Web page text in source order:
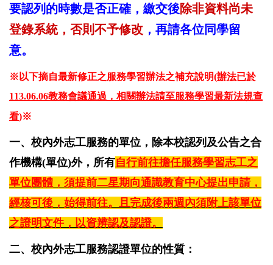
要認列的時數是否正確，繳交後除非資料尚未
登錄系統，否則不予修改 ，再請各位同學留
意。
※以下摘自最新修正之服務學習辦法之補充說明(辦法已於
113.06.06教務會議通過，相關辦法請至服務學習最新法規查
看)※
一、校內外志工服務的單位，除本校認列及公告之合
作機構(單位)外，所有自行前往擔任服務學習志工之
單位團體，須提前二星期向通識教育中心提出申請，
經核可後，始得前往。且完成後兩週內須附上該單位
之證明文件，以資辨認及認證。
二、校內外志工服務認證單位的性質：